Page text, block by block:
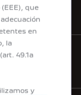
que
en
la
49.1a
y